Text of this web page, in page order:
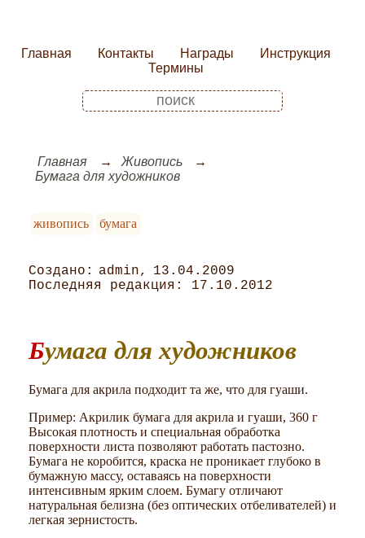
Главная Контакты Награды
Инструкция
Термины
Главная
Живопись
Бумага для художников
живопись бумага
admin
13.04.2009
17.10.2012
Бумага для художников
Бумага для акрила подходит та же, что для гуаши.
Пример: Акрилик бумага для акрила и гуаши, 360 г
Высокая плотность и специальная обработка
поверхности листа позволяют работать пастозно.
Бумага не коробится, краска не проникает глубоко в
бумажную массу, оставаясь на поверхности
интенсивным ярким слоем. Бумагу отличают
натуральная белизна (без оптических отбеливателей) и
легкая зернистость.